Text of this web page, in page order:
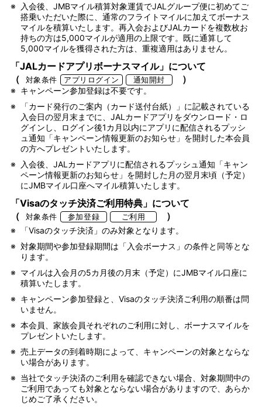
※
入会後、JMBマイル積算対象運賃でJALグループ便に初めてご
搭乗いただいた際に、通常のフライトマイルに加えてボーナス
マイルを積算いたします。再入会およびJALカードを複数枚お
持ちの方は5,000マイルが適用の上限です。既に通算して
5,000マイルを獲得された方は、重複適用はありません。
「JALカードアプリボーナスマイル」について
（
対象条件 アプリログイン 通知開封 ）
※ キャンペーン参加登録は不要です。
※
「カード発行のご案内（カード送付台紙）」に記載されている
入会日の翌月末までに、JALカードアプリをダウンロード・ロ
グインし、ログイン後1カ月以内にアプリに配信されるプッシ
ュ通知「キャンペーン情報更新のお知らせ」を開封した本会員
の方へプレゼントいたします。
※
入会後、JALカードアプリに配信されるプッシュ通知「キャン
ペーン情報更新のお知らせ」を開封した月の翌月末頃（予定）
にJMBマイル口座へマイル積算いたします。
「Visaのタッチ決済ご利用特典」について
（
対象条件 参加登録 ご利用 ）
※
「Visaのタッチ決済」のみ対象となります。
※ 対象期間や参加登録期間は「入会ボーナス」の条件と同等とな
ります。
※ マイルは入会月の5カ月後の月末（予定）にJMBマイル口座に
積算いたします。
※ キャンペーン参加登録と、Visaのタッチ決済ご利用の順番は問
いません。
※ 本会員、家族会員それぞれのご利用に対し、ボーナスマイルを
プレゼントいたします。
※ 売上データの到着時期によって、キャンペーンの対象とならな
い場合があります。
※ 当社でタッチ決済のご利用を確認できない場合、対象期間中の
ご利用であっても対象とならない場合がありますので、あらか
じめご了承ください。